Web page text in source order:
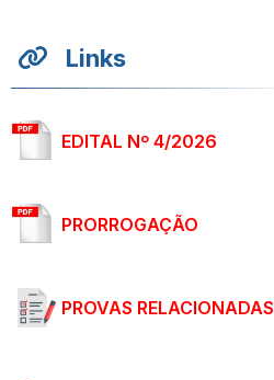
Links
EDITAL Nº 4/2026
PRORROGAÇÃO
PROVAS RELACIONADAS